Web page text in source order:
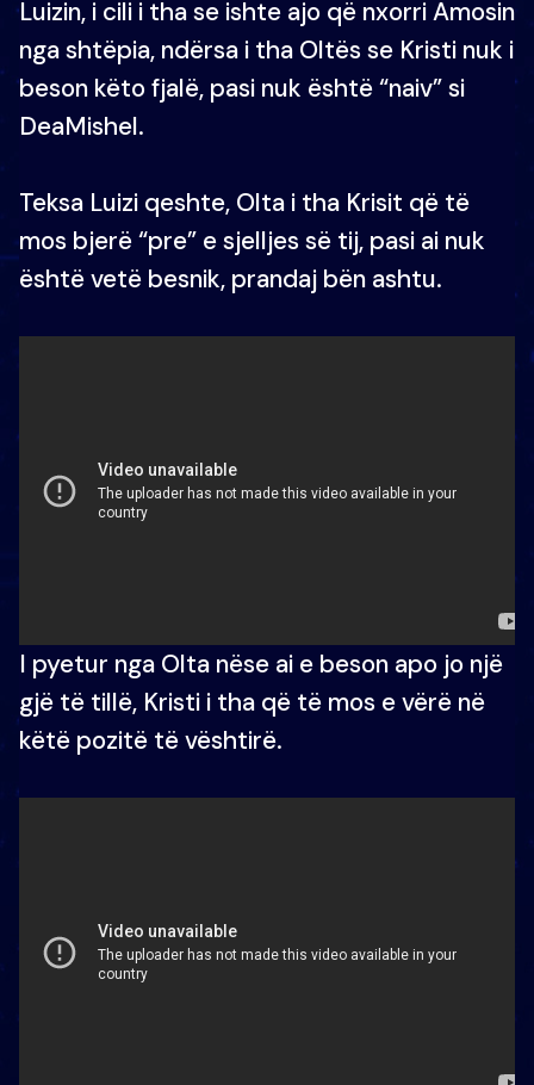
Luizin, i cili i tha se ishte ajo që nxorri Amosin
nga shtëpia, ndërsa i tha Oltës se Kristi nuk i
beson këto fjalë, pasi nuk është “naiv” si
DeaMishel.
Teksa Luizi qeshte, Olta i tha Krisit që të
mos bjerë “pre” e sjelljes së tij, pasi ai nuk
është vetë besnik, prandaj bën ashtu.
I pyetur nga Olta nëse ai e beson apo jo një
gjë të tillë, Kristi i tha që të mos e vërë në
këtë pozitë të vështirë.